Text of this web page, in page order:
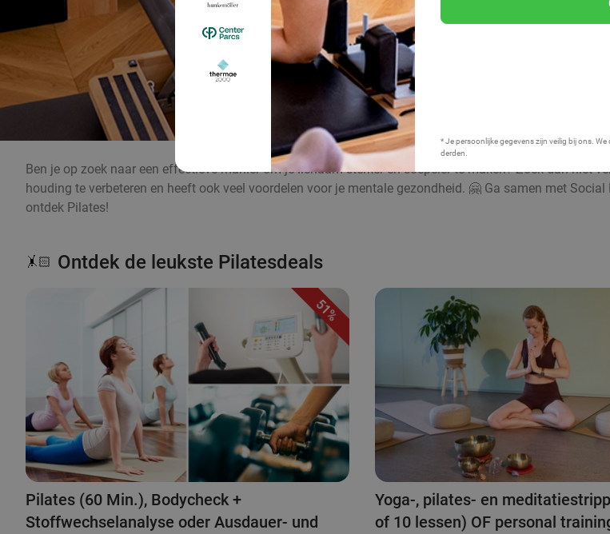
* Je persoonlijke gegevens zijn veilig bij ons. We
derden.
Ben je op zoek naar een effectieve manier om je lichaam sterker en soepeler te maken? Zoek dan niet
houding te verbeteren en heeft ook veel voordelen voor je mentale gezondheid. 🤗 Ga samen met
ontdek Pilates!
🤸🏻 Ontdek de leukste Pilatesdeals
51%
Pilates (60 Min.), Bodycheck +
Stoffwechselanalyse oder Ausdauer- und
Yoga-, pilates- en
of 10 lessen) OF personal